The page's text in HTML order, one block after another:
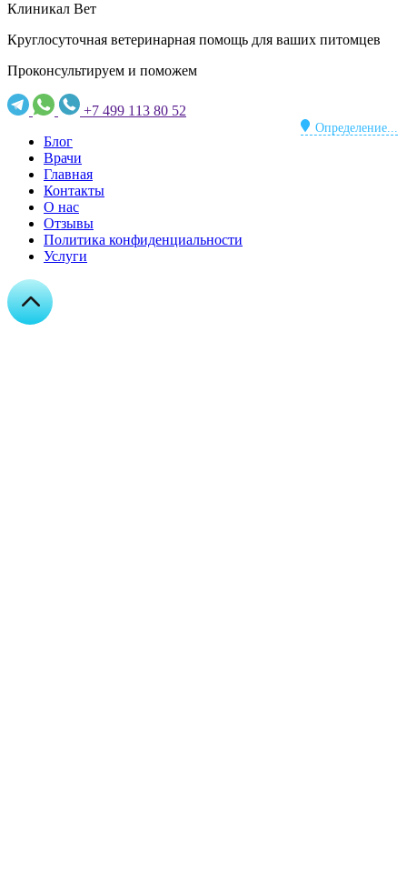
Клиникал Вет
Круглосуточная ветеринарная помощь для ваших питомцев
Проконсультируем и поможем
+7 499 113 80 52
Определение...
Блог
Врачи
Главная
Контакты
О нас
Отзывы
Политика конфиденциальности
Услуги